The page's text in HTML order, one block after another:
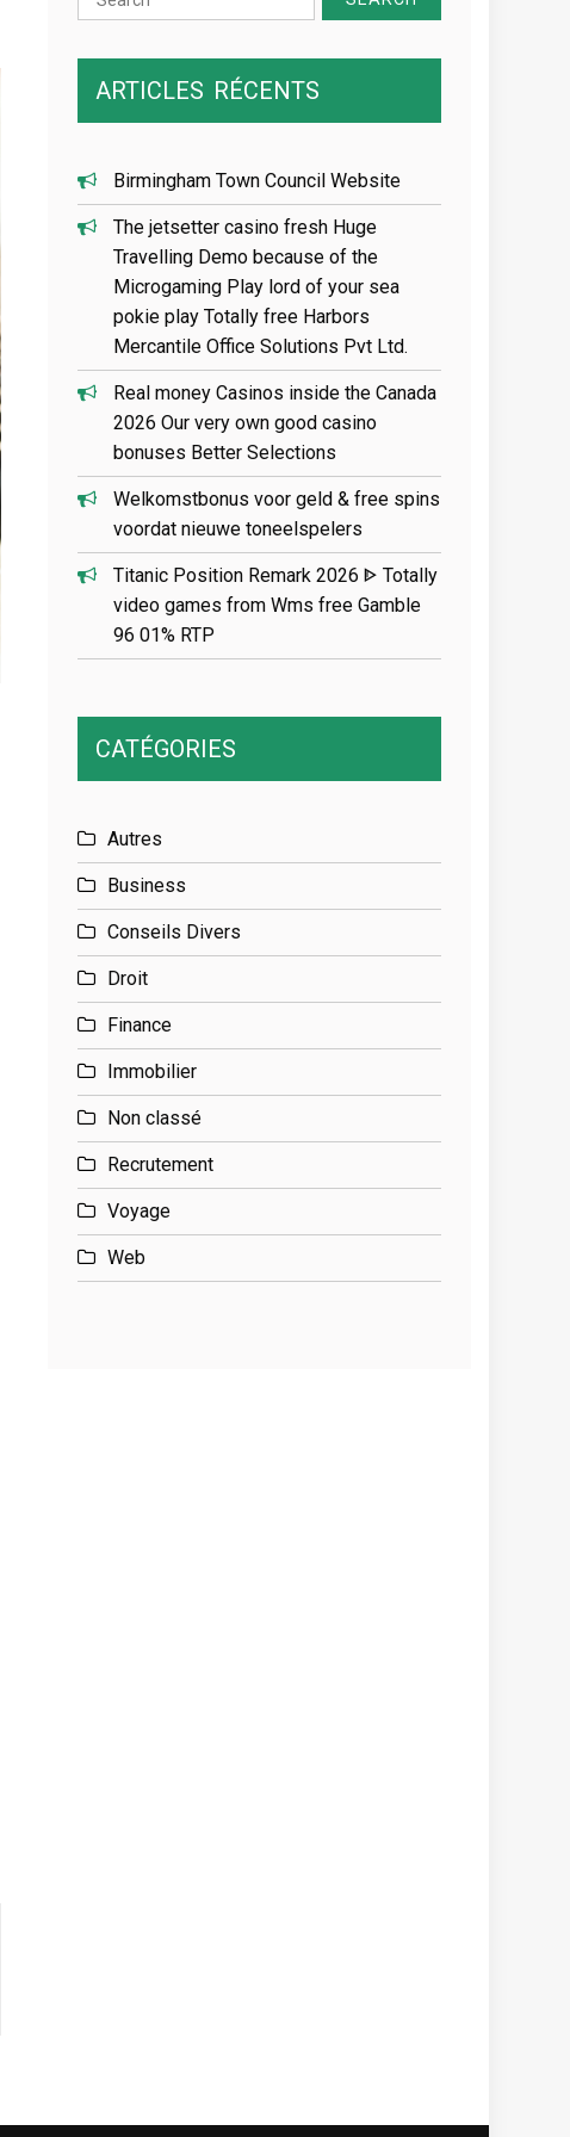
for:
ARTICLES RÉCENTS
Birmingham Town Council Website
The jetsetter casino fresh Huge
Travelling Demo because of the
Microgaming Play lord of your sea
pokie play Totally free Harbors
Mercantile Office Solutions Pvt Ltd.
Real money Casinos inside the Canada
2026 Our very own good casino
bonuses Better Selections
Welkomstbonus voor geld & free spins
voordat nieuwe toneelspelers
Titanic Position Remark 2026 ᐈ Totally
video games from Wms free Gamble
96 01% RTP
CATÉGORIES
Autres
Business
Conseils Divers
Droit
Finance
Immobilier
Non classé
Recrutement
Voyage
Web